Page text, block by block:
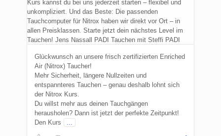
Glückwunsch an unsere frisch zertifizierten Enriched
Air (Nitrox) Taucher!
Mehr Sicherheit, längere Nullzeiten und
entspannteres Tauchen – genau deshalb lohnt sich
der Nitrox Kurs.
Du willst mehr aus deinen Tauchgängen
herausholen? Dann ist jetzt der perfekte Zeitpunkt!
Den Kurs
...